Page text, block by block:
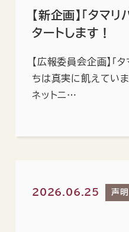
【新企画】「タマ
タートします！
【広報委員会企画】「
ちは真実に飢えていま
ネットニ…
2026.06.25 声明